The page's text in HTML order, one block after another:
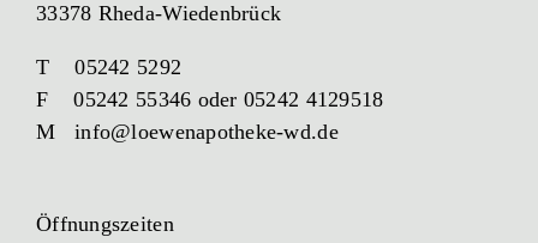
33378 Rheda-Wiedenbrück
T 05242 5292
F 05242 55346 oder 05242 4129518
M info@loewenapotheke-wd.de
Öffnungszeiten